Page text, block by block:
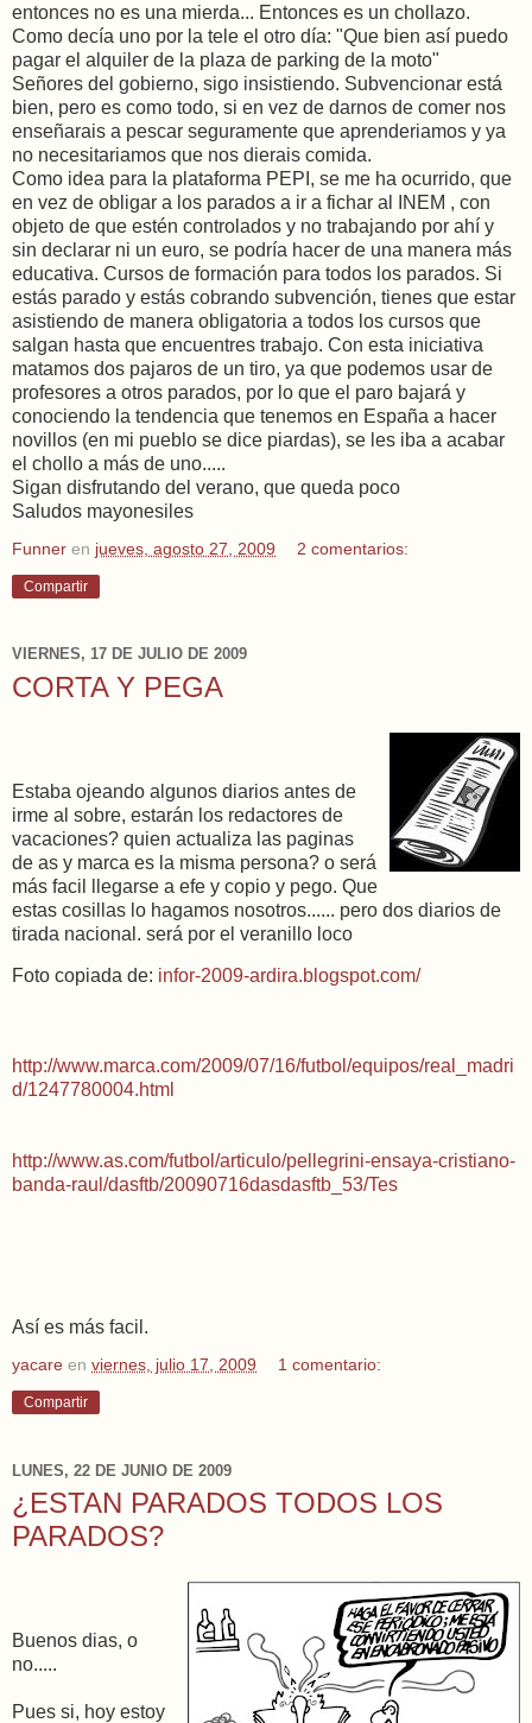
entonces no es una mierda... Entonces es un chollazo.
Como decía uno por la tele el otro día: "Que bien así puedo
pagar el alquiler de la plaza de parking de la moto"
Señores del gobierno, sigo insistiendo. Subvencionar está
bien, pero es como todo, si en vez de darnos de comer nos
enseñarais a pescar seguramente que aprenderiamos y ya
no necesitariamos que nos dierais comida.
Como idea para la plataforma PEPI, se me ha ocurrido, que
en vez de obligar a los parados a ir a fichar al INEM , con
objeto de que estén controlados y no trabajando por ahí y
sin declarar ni un euro, se podría hacer de una manera más
educativa. Cursos de formación para todos los parados. Si
estás parado y estás cobrando subvención, tienes que estar
asistiendo de manera obligatoria a todos los cursos que
salgan hasta que encuentres trabajo. Con esta iniciativa
matamos dos pajaros de un tiro, ya que podemos usar de
profesores a otros parados, por lo que el paro bajará y
conociendo la tendencia que tenemos en España a hacer
novillos (en mi pueblo se dice piardas), se les iba a acabar
el chollo a más de uno.....
Sigan disfrutando del verano, que queda poco
Saludos mayonesiles
Funner en jueves, agosto 27, 2009 2 comentarios:
Compartir
VIERNES, 17 DE JULIO DE 2009
CORTA Y PEGA
Estaba ojeando algunos diarios antes de
irme al sobre, estarán los redactores de
vacaciones? quien actualiza las paginas
de as y marca es la misma persona? o será
más facil llegarse a efe y copio y pego. Que
estas cosillas lo hagamos nosotros...... pero dos diarios de
tirada nacional. será por el veranillo loco
Foto copiada de: infor-2009-ardira.blogspot.com/
http://www.marca.com/2009/07/16/futbol/equipos/real_madri
d/1247780004.html
http://www.as.com/futbol/articulo/pellegrini-ensaya-cristiano-
banda-raul/dasftb/20090716dasdasftb_53/Tes
Así es más facil.
yacare en viernes, julio 17, 2009 1 comentario:
Compartir
LUNES, 22 DE JUNIO DE 2009
¿ESTAN PARADOS TODOS LOS
PARADOS?
Buenos dias, o
no.....
Pues si, hoy estoy